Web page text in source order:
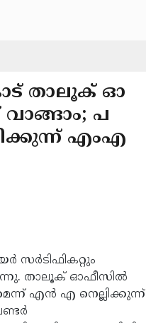
താലൂക് ഓ
പ
എംഎ
സര്‍ടിഫികറ്റും
താലൂക് ഓഫീസില്‍
എന്‍ എ നെല്ലിക്കുന്ന്